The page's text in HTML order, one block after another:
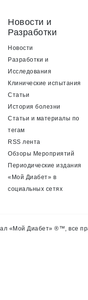
Новости и
Разработки
Новости
Разработки и
Исследования
Клинические испытания
Статьи
История болезни
Статьи и материалы по
тегам
RSS лента
Обзоры Мероприятий
Периодические издания
«Мой Диабет» в
социальных сетях
«Мой Диабет» ®™, все